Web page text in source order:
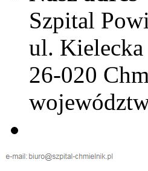
Szpital
ul. Kielecka
26-020